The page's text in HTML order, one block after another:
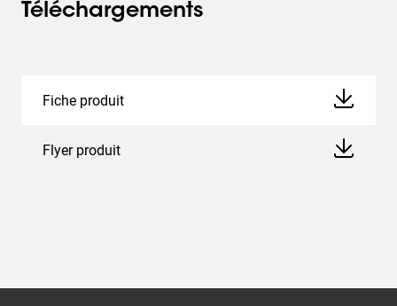
Téléchargements
Fiche produit
Flyer produit